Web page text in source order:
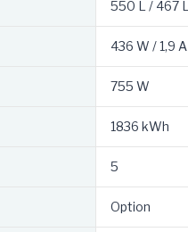
550 L / 467 L
436 W / 1,9 A
755 W
1836 kWh
5
Option